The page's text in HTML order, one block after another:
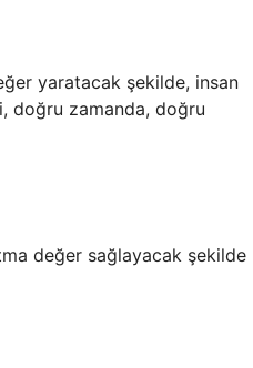
yaratacak şekilde, insan
doğru zamanda, doğru
değer sağlayacak şekilde